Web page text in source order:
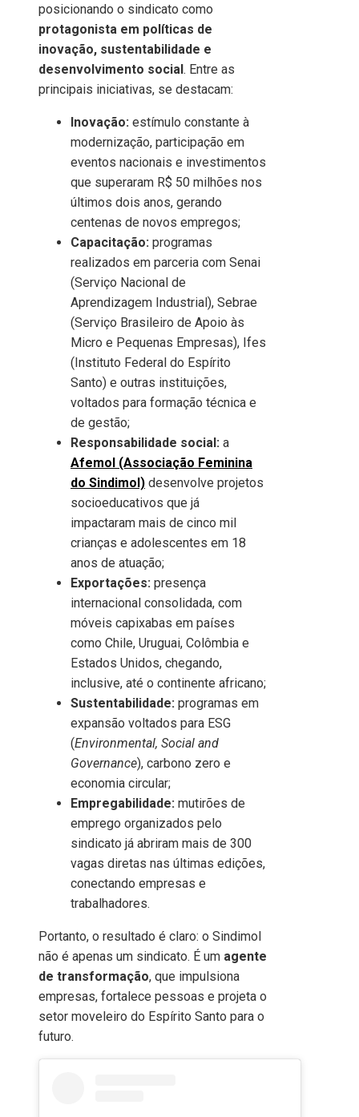
posicionando o sindicato como
protagonista em políticas de
inovação, sustentabilidade e
desenvolvimento social. Entre as
principais iniciativas, se destacam:
Inovação: estímulo constante à
modernização, participação em
eventos nacionais e investimentos
que superaram R$ 50 milhões nos
últimos dois anos, gerando
centenas de novos empregos;
Capacitação: programas
realizados em parceria com Senai
(Serviço Nacional de
Aprendizagem Industrial), Sebrae
(Serviço Brasileiro de Apoio às
Micro e Pequenas Empresas), Ifes
(Instituto Federal do Espírito
Santo) e outras instituições,
voltados para formação técnica e
de gestão;
Responsabilidade social: a
Afemol (Associação Feminina
do Sindimol) desenvolve projetos
socioeducativos que já
impactaram mais de cinco mil
crianças e adolescentes em 18
anos de atuação;
Exportações: presença
internacional consolidada, com
móveis capixabas em países
como Chile, Uruguai, Colômbia e
Estados Unidos, chegando,
inclusive, até o continente africano;
Sustentabilidade: programas em
expansão voltados para ESG
(Environmental, Social and
Governance), carbono zero e
economia circular;
Empregabilidade: mutirões de
emprego organizados pelo
sindicato já abriram mais de 300
vagas diretas nas últimas edições,
conectando empresas e
trabalhadores.
Portanto, o resultado é claro: o Sindimol
não é apenas um sindicato. É um agente
de transformação, que impulsiona
empresas, fortalece pessoas e projeta o
setor moveleiro do Espírito Santo para o
futuro.